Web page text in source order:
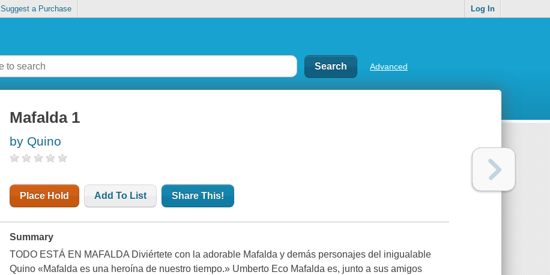
Suggest a Purchase Log In
Advanced
Mafalda 1
by Quino
Place Hold Add To List Share This!
Summary
TODO ESTÁ EN MAFALDA Diviértete con la adorable Mafalda y demás personajes del inigualable
Quino «Mafalda es una heroína de nuestro tiempo.» Umberto Eco Mafalda es, junto a sus amigos